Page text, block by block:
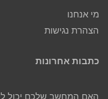
מי אנחנו
הצהרת נגישות
כתבות אחרונות
האם המחשב שלכם יכול